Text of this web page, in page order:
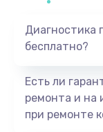
Диагностика
бесплатно?
Есть ли
ремонта и на
при ремонте